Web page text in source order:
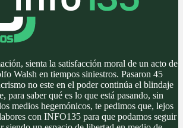
sienta la satisfacción moral de un acto de
Walsh en tiempos siniestros. Pasaron 45
no este en el poder continúa el blindaje
para saber qué es lo que está pasando, sin
medios hegemónicos, te pedimos que, lejos
con INFO135 para que podamos seguir